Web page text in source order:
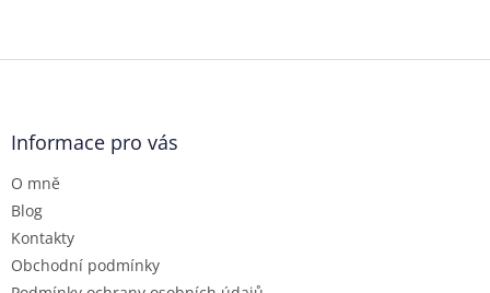
Z
Informace pro vás
O mně
Blog
Kontakty
Obchodní podmínky